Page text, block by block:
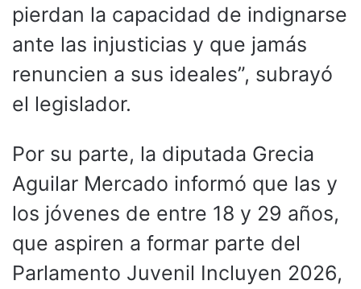
pierdan la capacidad de indignarse
ante las injusticias y que jamás
renuncien a sus ideales”, subrayó
el legislador.
Por su parte, la diputada Grecia
Aguilar Mercado informó que las y
los jóvenes de entre 18 y 29 años,
que aspiren a formar parte del
Parlamento Juvenil Incluyen 2026,